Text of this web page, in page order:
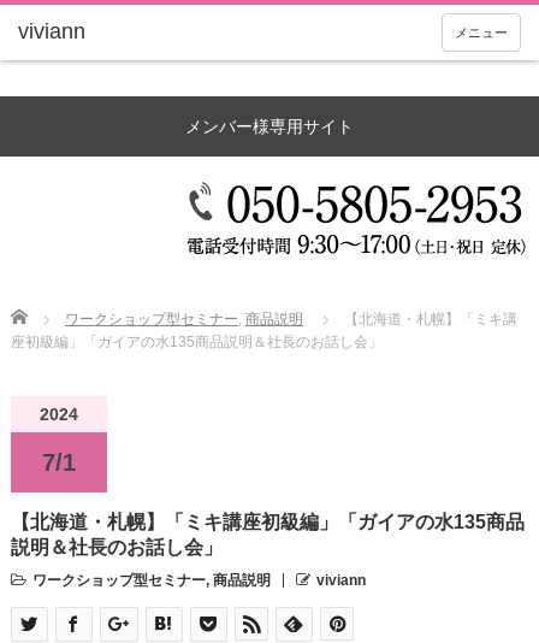
メニュー
メンバー様専用サイト
Home ワークショップ型セミナー, 商品説明
【北海道・札幌】「ミキ講
座初級編」「ガイアの水135商品説明＆社長のお話し会」
2024
7/1
【北海道・札幌】「ミキ講座初級編」「ガイアの水135商品
説明＆社長のお話し会」
ワークショップ型セミナー, 商品説明 viviann